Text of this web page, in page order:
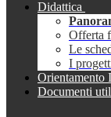
Didattica
Offerta
Le
I
Orientamento
Documenti